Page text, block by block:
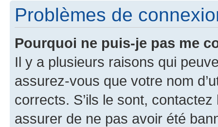
Problèmes de
Pourquoi ne puis-je pas me
Il y a plusieurs raisons qui
assurez-vous que votre nom
corrects. S’ils le sont,
assurer de ne pas avoir été